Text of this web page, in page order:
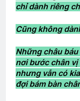
2
3
chỉ dành riêng
Cũng không
Những châu
nơi bước chân vị
nhưng vẫn có
đợi bám bàn